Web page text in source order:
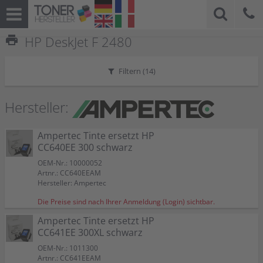
print HP DeskJet F 2480
Filtern (14)
Hersteller:
Ampertec Tinte ersetzt HP
CC640EE 300 schwarz
OEM-Nr.: 10000052
Artnr.: CC640EEAM
Hersteller: Ampertec
Die Preise sind nach Ihrer Anmeldung (Login) sichtbar.
Ampertec Tinte ersetzt HP
CC641EE 300XL schwarz
OEM-Nr.: 1011300
Artnr.: CC641EEAM